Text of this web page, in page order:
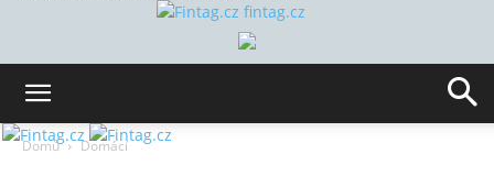
fintag.cz
Domů Domácí